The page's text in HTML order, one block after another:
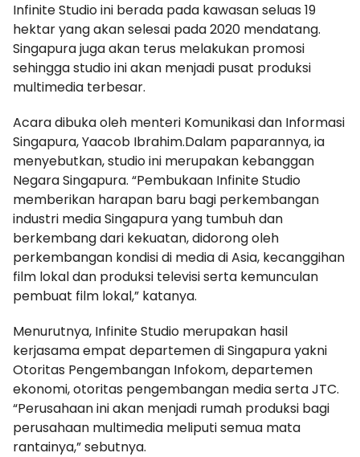
Infinite Studio ini berada pada kawasan seluas 19
hektar yang akan selesai pada 2020 mendatang.
Singapura juga akan terus melakukan promosi
sehingga studio ini akan menjadi pusat produksi
multimedia terbesar.
Acara dibuka oleh menteri Komunikasi dan Informasi
Singapura, Yaacob Ibrahim.Dalam paparannya, ia
menyebutkan, studio ini merupakan kebanggan
Negara Singapura. “Pembukaan Infinite Studio
memberikan harapan baru bagi perkembangan
industri media Singapura yang tumbuh dan
berkembang dari kekuatan, didorong oleh
perkembangan kondisi di media di Asia, kecanggihan
film lokal dan produksi televisi serta kemunculan
pembuat film lokal,” katanya.
Menurutnya, Infinite Studio merupakan hasil
kerjasama empat departemen di Singapura yakni
Otoritas Pengembangan Infokom, departemen
ekonomi, otoritas pengembangan media serta JTC.
“Perusahaan ini akan menjadi rumah produksi bagi
perusahaan multimedia meliputi semua mata
rantainya,” sebutnya.